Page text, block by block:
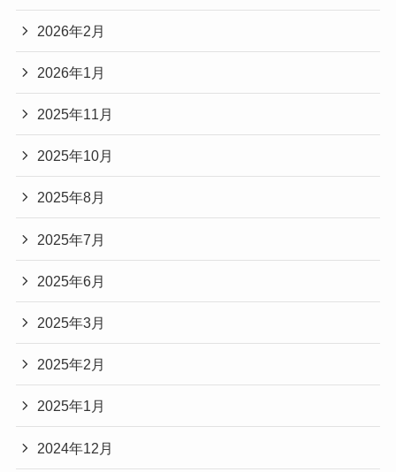
2026年2月
2026年1月
2025年11月
2025年10月
2025年8月
2025年7月
2025年6月
2025年3月
2025年2月
2025年1月
2024年12月